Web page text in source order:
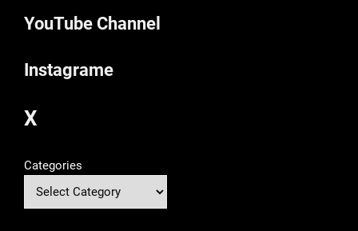
YouTube Channel
Instagrame
X
Categories